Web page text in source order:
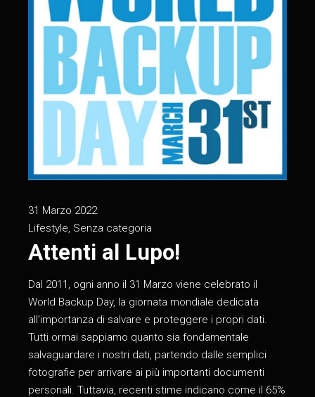
31 Marzo 2022
Lifestyle Senza categoria
Attenti al Lupo!
Dal 2011, ogni anno il 31 Marzo viene celebrato il
World Backup Day, la giornata mondiale dedicata
all’importanza di salvare e proteggere i propri dati.
Tutti ormai sappiamo quanto sia fondamentale
salvaguardare i nostri dati, partendo dalle semplici
fotografie per arrivare ai più importanti documenti
personali. Tuttavia, recenti stime indicano come il 65%